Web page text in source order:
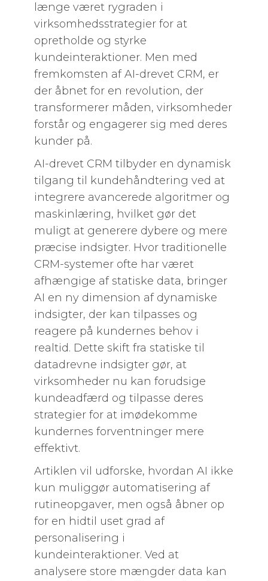
længe været rygraden i
virksomhedsstrategier for at
opretholde og styrke
kundeinteraktioner. Men med
fremkomsten af AI-drevet CRM, er
der åbnet for en revolution, der
transformerer måden, virksomheder
forstår og engagerer sig med deres
kunder på.
AI-drevet CRM tilbyder en dynamisk
tilgang til kundehåndtering ved at
integrere avancerede algoritmer og
maskinlæring, hvilket gør det
muligt at generere dybere og mere
præcise indsigter. Hvor traditionelle
CRM-systemer ofte har været
afhængige af statiske data, bringer
AI en ny dimension af dynamiske
indsigter, der kan tilpasses og
reagere på kundernes behov i
realtid. Dette skift fra statiske til
datadrevne indsigter gør, at
virksomheder nu kan forudsige
kundeadfærd og tilpasse deres
strategier for at imødekomme
kundernes forventninger mere
effektivt.
Artiklen vil udforske, hvordan AI ikke
kun muliggør automatisering af
rutineopgaver, men også åbner op
for en hidtil uset grad af
personalisering i
kundeinteraktioner. Ved at
analysere store mængder data kan